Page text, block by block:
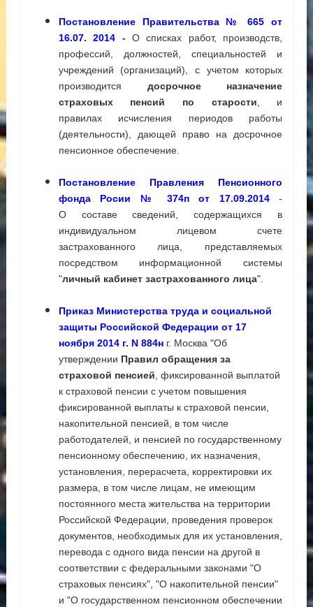
Постановление Правительства № 665
от
16.07. 2014 -О списках работ, производств,
профессий, должностей,специальностей и
учреждений (организаций), с учетом которых
производится досрочное назначение
страховых пенсий по старости, и
правилах исчисления периодов работы
(деятельности), дающей
право на досрочное
пенсионное обеспечение.
Постановление Правления Пенсионного
фонда Росии № 374п от 17.09.2014-
Осоставе сведений, содержащихся в
индивидуальном лицевом счете
застрахованного лица, представляемых
посредством информационной системы
"личный кабинет застрахованного лица".
Приказ Министерства труда и социальной
защиты Российской Федерации от 17
ноября 2014 г. N 884н г. Москва "Об
утверждении Правил обращения за
страховой пенсией, фиксированной выплатой
к страховой пенсии с учетом повышения
фиксированной выплаты к страховой пенсии,
накопительной пенсией, в том числе
работодателей, и пенсией по государственному
пенсионному обеспечению, их назначения,
установления, перерасчета, корректировки их
размера, в том числе лицам, не имеющим
постоянного места жительства на территории
Российской Федерации, проведения проверок
документов, необходимых для их установления,
перевода с одного вида пенсии на другой в
соответствии с федеральными законами "О
страховых пенсиях", "О накопительной пенсии"
и "О государственном пенсионном обеспечении